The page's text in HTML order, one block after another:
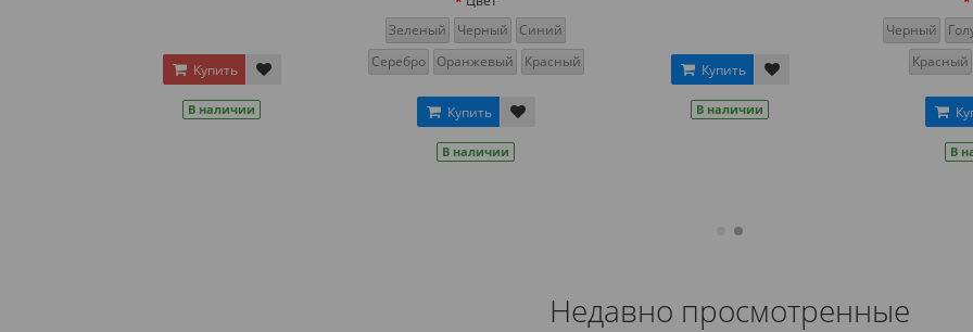
Купить
В наличии
Зеленый
Черный
Синий
Серебро
Оранжевый Красный
Купить
В наличии
Купить
В наличии
Черный
Красный
В
Недавно просмотренные